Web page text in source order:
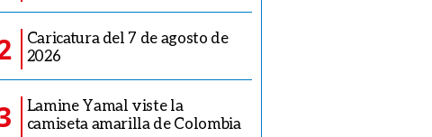
Caricatura del 7 de agosto de
2026
Lamine Yamal viste la
camiseta amarilla de Colombia